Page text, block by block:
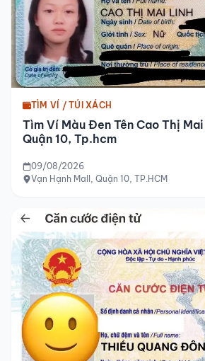
TÌM VÍ / TÚI XÁCH
Tìm Ví Màu Đen Tên Cao Thị
Quận 10, Tp.hcm
09/08/2026
Vạn Hạnh Mall, Quận 10, TP.HCM